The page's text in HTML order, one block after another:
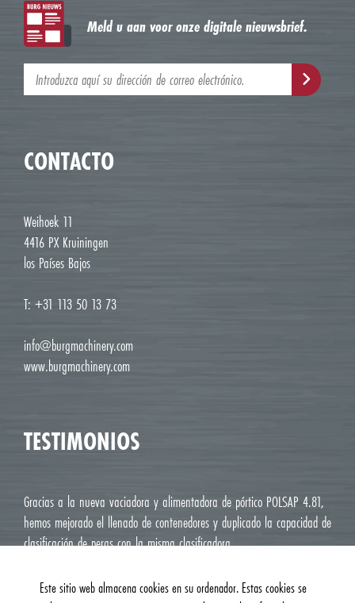
Meld u aan voor onze digitale nieuwsbrief.
CONTACTO
Weihoek 11
4416 PX Kruiningen
los Países Bajos
T: +31 113 50 13 73
info@burgmachinery.com
www.burgmachinery.com
TESTIMONIOS
Gracias a la nueva vaciadora y alimentadora de pórtico POLSAP 4.81,
hemos mejorado el llenado de contenedores y duplicado la capacidad de
clasificación de peras con la misma clasificadora.
Este sitio web almacena cookies en su ordenador. Estas cookies se